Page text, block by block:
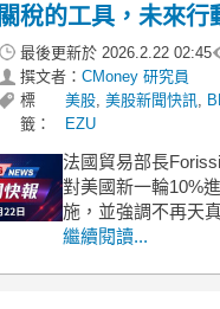
關稅的工具，未來行
最後更新於 2026.2.22 02:45
撰文者： CMoney 研究員
標
籤：
美股, 美股新聞快訊,
EZU
法國貿易部長
對美國新一輪10%
施，並強調不再天
container {
gap: 1rem
繼續閱讀...